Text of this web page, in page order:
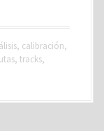
, calibración,
, tracks,